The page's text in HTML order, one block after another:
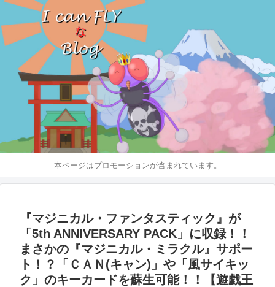
本ページはプロモーションが含まれています。
『マジニカル・ファンタスティック』が
「5th ANNIVERSARY PACK」に収録！！
まさかの『マジニカル・ミラクル』サポー
ト！？「ＣＡＮ(キャン)」や「風サイキッ
ク」のキーカードを蘇生可能！！【遊戯王